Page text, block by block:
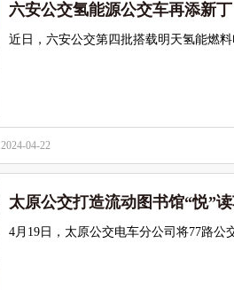
六安公交氢能源公交车再添新丁
近日，六安公交第四批搭载明天氢能燃
2024-04-22
太原公交打造流动图书馆“悦”
4月19日，太原公交电车分公司将77路公